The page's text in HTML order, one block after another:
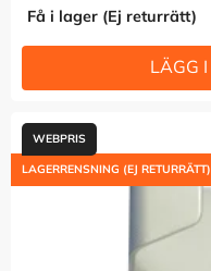
Få i lager (Ej returrätt)
LAGERRENSNING (EJ RETURRÄTT)